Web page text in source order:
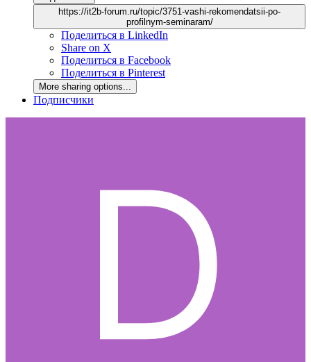
https://it2b-forum.ru/topic/3751-vashi-rekomendatsii-po-
profilnym-seminaram/
Поделиться в LinkedIn
Share on X
Поделиться в Facebook
Поделиться в Pinterest
More sharing options...
Подписчики